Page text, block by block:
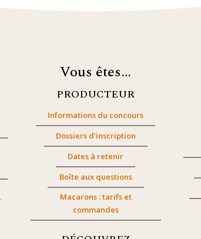
Vous êtes…
PRODUCTEUR
Informations du concours
Dossiers d’inscription
Dates à retenir
Boîte aux questions
Macarons : tarifs et
commandes